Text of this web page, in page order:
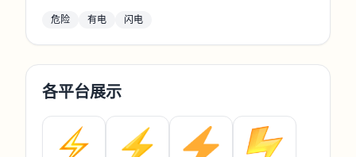
危险 有电 闪电
各平台展示